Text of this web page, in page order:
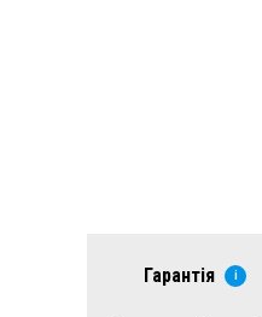
Гарантія i